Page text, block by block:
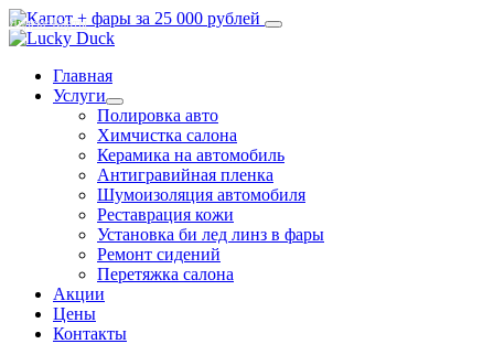
Главная
Услуги
Полировка авто
Химчистка салона
Керамика на автомобиль
Антигравийная пленка
Шумоизоляция автомобиля
Реставрация кожи
Установка би лед линз в фары
Ремонт сидений
Перетяжка салона
Акции
Цены
Контакты
Яндекс Карты